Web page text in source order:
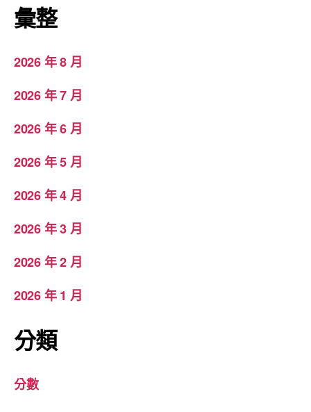
彙整
2026 年 8 月
2026 年 7 月
2026 年 6 月
2026 年 5 月
2026 年 4 月
2026 年 3 月
2026 年 2 月
2026 年 1 月
分類
分數